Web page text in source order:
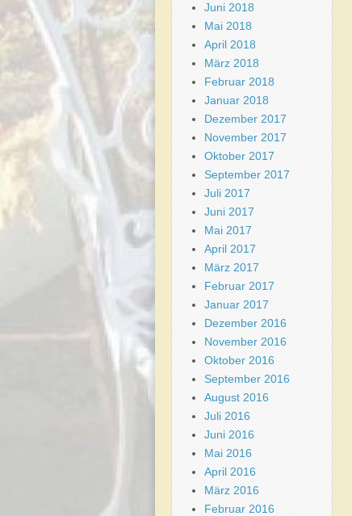
Juni 2018
Mai 2018
April 2018
März 2018
Februar 2018
Januar 2018
Dezember 2017
November 2017
Oktober 2017
September 2017
Juli 2017
Juni 2017
Mai 2017
April 2017
März 2017
Februar 2017
Januar 2017
Dezember 2016
November 2016
Oktober 2016
September 2016
August 2016
Juli 2016
Juni 2016
Mai 2016
April 2016
März 2016
Februar 2016